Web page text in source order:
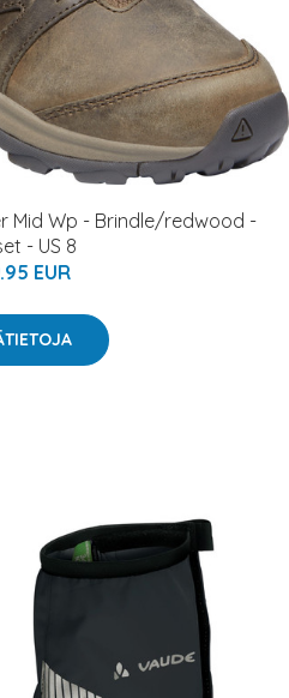
Mid Wp - Brindle/redwood -
- US 8
EUR